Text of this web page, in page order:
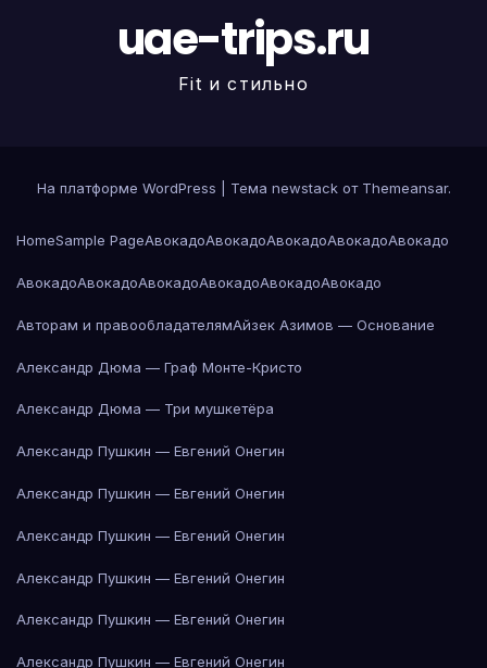
uae-trips.ru
Fit и стильно
На платформе WordPress Тема newstack от Themeansar.
HomeSample PageАвокадоАвокадоАвокадоАвокадоАвокадо
АвокадоАвокадоАвокадоАвокадоАвокадоАвокадо
Авторам и правообладателямАйзек Азимов — Основание
Александр Дюма — Граф Монте-Кристо
Александр Дюма — Три мушкетёра
Александр Пушкин — Евгений Онегин
Александр Пушкин — Евгений Онегин
Александр Пушкин — Евгений Онегин
Александр Пушкин — Евгений Онегин
Александр Пушкин — Евгений Онегин
Александр Пушкин — Евгений Онегин